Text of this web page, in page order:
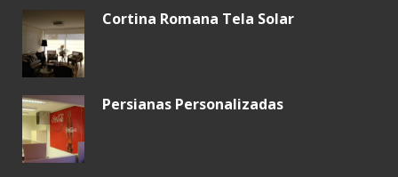
Cortina Romana Tela Solar
Persianas Personalizadas